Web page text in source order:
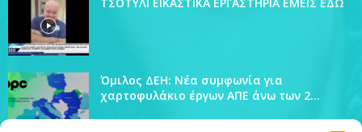
ΤΣΟΤΥΛΙ ΕΙΚΑΣΤΙΚΑ ΕΡΓΑΣΤΗΡΙΑ ΕΜΕΙΣ ΕΔΩ
Όμιλος ΔΕΗ: Νέα συμφωνία για
χαρτοφυλάκιο έργων ΑΠΕ άνω των 2...